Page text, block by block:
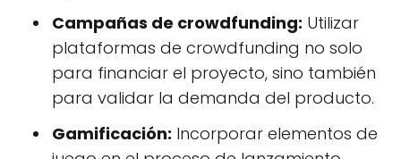
Campañas de crowdfunding: Utilizar
plataformas de crowdfunding no solo
para financiar el proyecto, sino también
para validar la demanda del producto.
Gamificación: Incorporar elementos de